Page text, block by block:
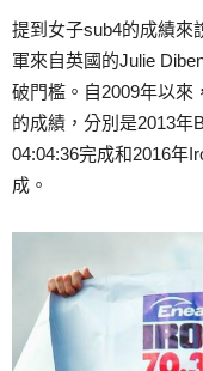
提到女子sub4的成績來
軍來自英國的Julie
破門檻。自2009年以來
的成績，分別是2013年
04:04:36完成和2016年
成。